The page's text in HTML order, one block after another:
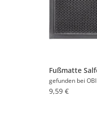
gefunden bei OBI
9,59 €